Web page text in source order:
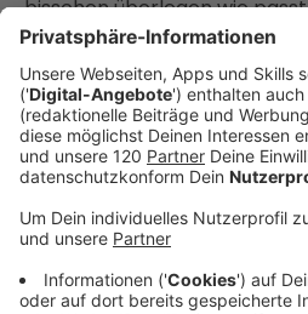
bisschen überlegen wie passt
und wie hat das auch
Dorthin zu kommen und das
zum Beispiel klar, dass
Noch nie ein Training oder
gemacht hat, wohl kaum
Arbeiter ständig und
mich vorher nicht
ein bisschen natürlich auch in
[10:34] Was du an der Stelle